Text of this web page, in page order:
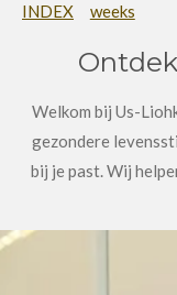
INDEX
weeks
Welkom bij Us-
gezondere
bij je past. Wij